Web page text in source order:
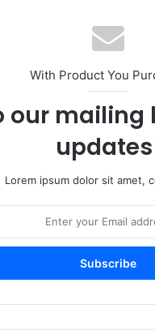
With Product You
our mailing
Lorem ipsum dolor sit amet,